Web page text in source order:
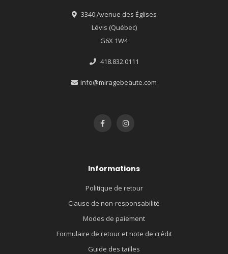
3340 Avenue des Églises
Lévis (Québec)
G6X 1W4
418.832.0111
info@miragebeaute.com
Informations
Politique de retour
Clause de non-responsabilité
Modes de paiement
Formulaire de retour et note de crédit
Guide des tailles